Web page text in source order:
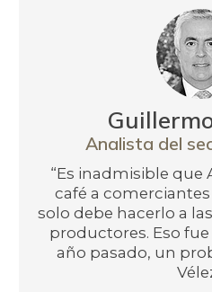
Analista del
“Es inadmisible que
café a
solo debe hacerlo a
productores. Eso
año pasado, un